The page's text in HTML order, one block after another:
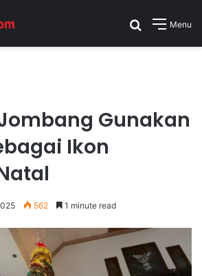
Menu
Search for
Gunakan
Ikon
562 1 minute read